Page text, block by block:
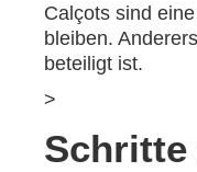
Calçots sind
bleiben.
beteiligt ist.
>
Schritte